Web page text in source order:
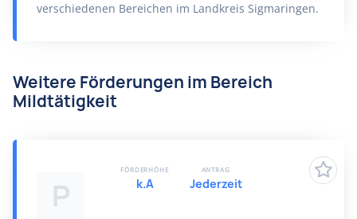
verschiedenen Bereichen im Landkreis Sigmaringen.
Weitere Förderungen im Bereich
Mildtätigkeit
P
FÖRDERHÖHE
k.A
ANTRAG
Jederzeit